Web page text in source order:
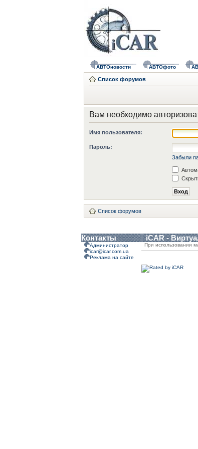
АВТОновости АВТОфото
Список форумов
Вам необходимо
Имя пользователя:
Пароль:
Забыли
Список форумов
Контакты iCAR -
Администратор
icar@icar.com.ua
Реклама на сайте
При использовании